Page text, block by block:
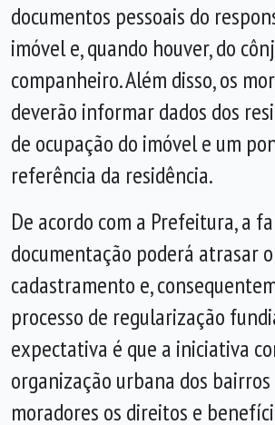
documentos pessoais do
imóvel e, quando houver, do
companheiro. Além disso, os
deverão informar dados dos
de ocupação do imóvel e um
referência da residência.
De acordo com a Prefeitura, a
documentação poderá atrasar o
cadastramento e,
processo de regularização
expectativa é que a iniciativa
organização urbana dos bairros
moradores os direitos e